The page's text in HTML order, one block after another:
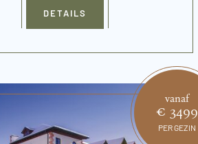
DETAILS
vanaf
€ 3499
PER GEZIN